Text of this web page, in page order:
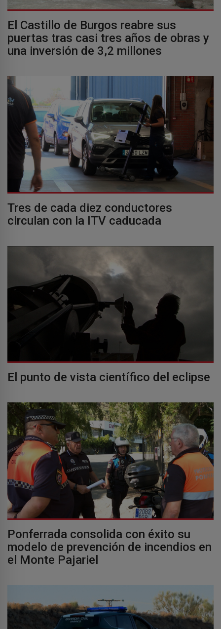
El Castillo de Burgos reabre sus
puertas tras casi tres años de obras y
una inversión de 3,2 millones
Tres de cada diez conductores
circulan con la ITV caducada
El punto de vista científico del eclipse
Ponferrada consolida con éxito su
modelo de prevención de incendios en
el Monte Pajariel